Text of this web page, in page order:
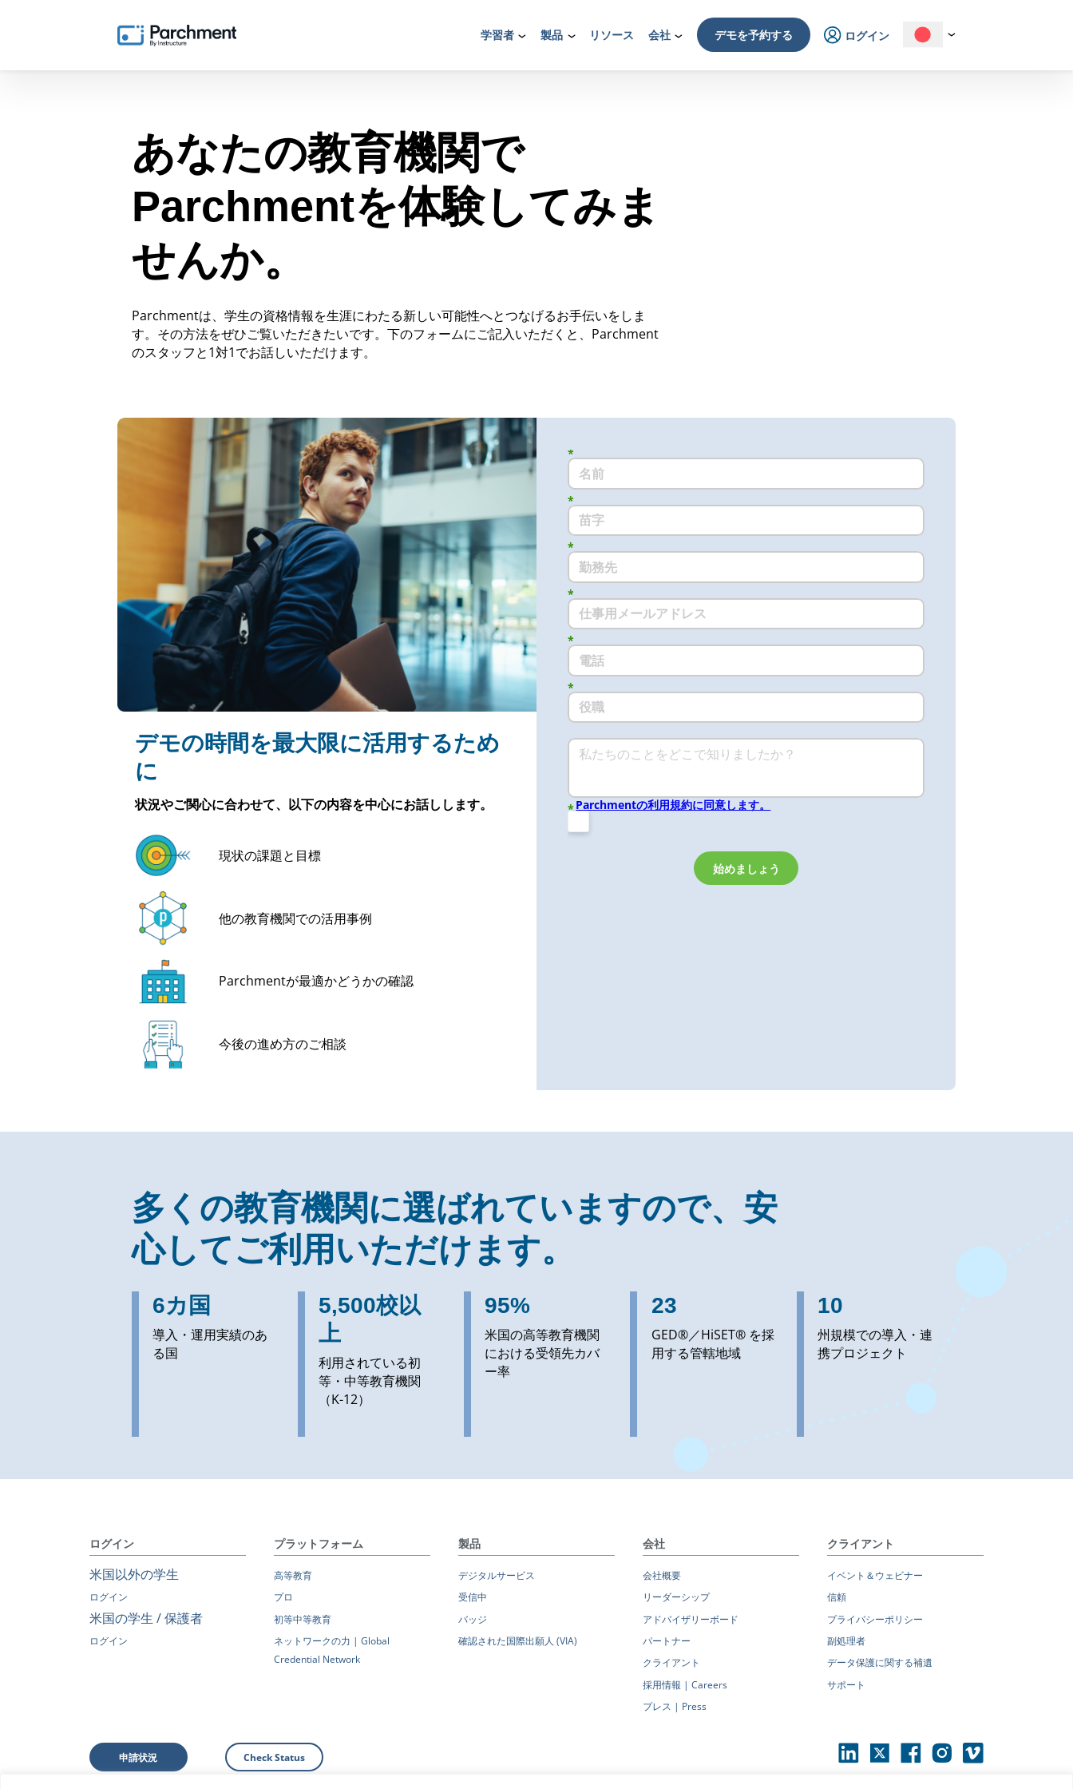
学習者 製品 リソース 会社 デモを予約する ログイン
あなたの教育機関で
Parchmentを体験してみま
せんか。
Parchmentは、学生の資格情報を生涯にわたる新しい可能性へとつなげるお手伝いをしま
す。その方法をぜひご覧いただきたいです。下のフォームにご記入いただくと、Parchment
のスタッフと1対1でお話しいただけます。
デモの時間を最大限に活用するため
に
状況やご関心に合わせて、以下の内容を中心にお話しします。
現状の課題と目標
他の教育機関での活用事例
Parchmentが最適かどうかの確認
今後の進め方のご相談
*
*
*
*
*
*
*Parchmentの利用規約に同意します。
始めましょう
多くの教育機関に選ばれていますので、安
心してご利用いただけます。
6カ国
導入・運用実績のあ
る国
5,500校以
上
利用されている初
等・中等教育機関
（K-12）
95%
米国の高等教育機関
における受領先カバ
ー率
23
GED®／HiSET® を採
用する管轄地域
10
州規模での導入・連
携プロジェクト
ログイン
米国以外の学生
ログイン
米国の学生 / 保護者
ログイン
プラットフォーム
高等教育
プロ
初等中等教育
ネットワークの力 | Global
Credential Network
製品
デジタルサービス
受信中
バッジ
確認された国際出願人 (VIA)
会社
会社概要
リーダーシップ
アドバイザリーボード
パートナー
クライアント
採用情報 | Careers
プレス | Press
クライアント
イベント＆ウェビナー
信頼
プライバシーポリシー
副処理者
データ保護に関する補遺
サポート
申請状況 Check Status